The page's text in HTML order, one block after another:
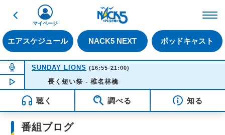
戻る
エアスケジュール NACK5 NEXT ポッドキャスト
マイページ
NOW ON AIR
SUNDAY LIONS (16:55-21:00)
NOW PLAYING16:35
長く短い祭 - 椎名林檎
聴く 調べる 知る
番組ブログ